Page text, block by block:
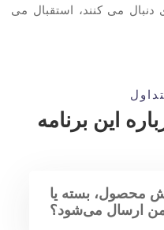
می کنند، استقبال می
این برنامه
محصول، بسته یا
ارسال می‌شود؟